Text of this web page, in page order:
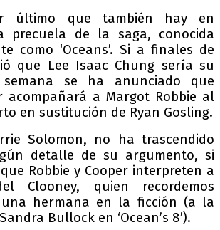
último que también hay en
precuela de la saga, conocida
como ‘Oceans’. Si a finales de
que Lee Isaac Chung sería su
se ha anunciado que
acompañará a Margot Robbie al
en sustitución de Ryan Gosling.
Solomon, no ha trascendido
detalle de su argumento, si
Robbie y Cooper interpreten a
Clooney, quien recordemos
hermana en la ficción (a la
Bullock en ‘Ocean’s 8’).